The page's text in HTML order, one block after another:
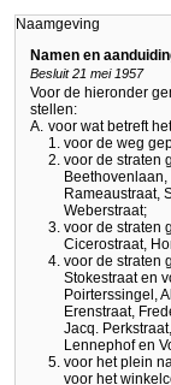
Naamgeving
Namen en
Besluit 21 mei 1957
Voor de hieronder
stellen:
A. voor wat betreft
voor de weg
voor de straten
Rameaustraat,
Weberstraat;
voor de straten
Cicerostraat,
voor de straten
Stokestraat en
Poirterssingel,
Erenstraat,
Jacq.
Lennephof en
voor het plein
voor het